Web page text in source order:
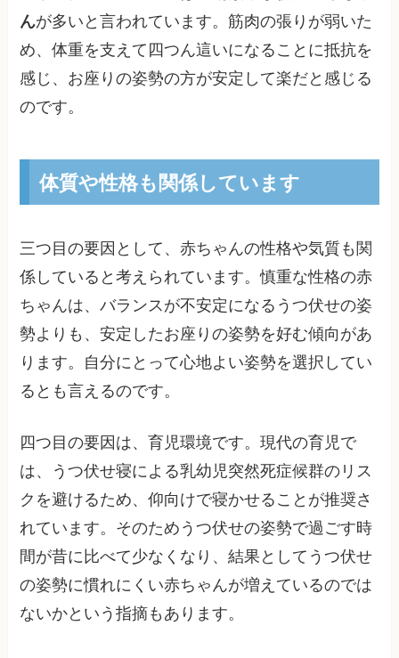
んが多いと言われています。筋肉の張りが弱いた
め、体重を支えて四つん這いになることに抵抗を
感じ、お座りの姿勢の方が安定して楽だと感じる
のです。
体質や性格も関係しています
三つ目の要因として、赤ちゃんの性格や気質も関
係していると考えられています。慎重な性格の赤
ちゃんは、バランスが不安定になるうつ伏せの姿
勢よりも、安定したお座りの姿勢を好む傾向があ
ります。自分にとって心地よい姿勢を選択してい
るとも言えるのです。
四つ目の要因は、育児環境です。現代の育児で
は、うつ伏せ寝による乳幼児突然死症候群のリス
クを避けるため、仰向けで寝かせることが推奨さ
れています。そのためうつ伏せの姿勢で過ごす時
間が昔に比べて少なくなり、結果としてうつ伏せ
の姿勢に慣れにくい赤ちゃんが増えているのでは
ないかという指摘もあります。